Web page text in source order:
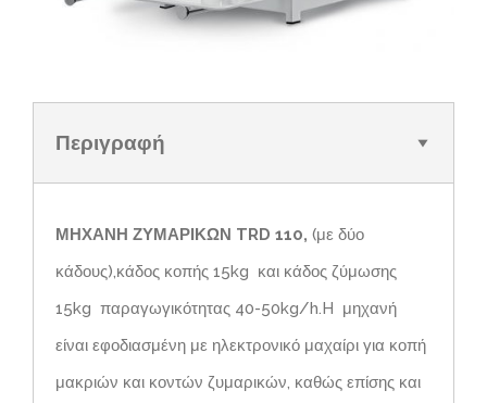
Περιγραφή
ΜΗΧΑΝΗ ΖΥΜΑΡΙΚΩΝ TRD 110, (με δύο
κάδους),κάδος κοπής 15kg και κάδος ζύμωσης
15kg παραγωγικότητας 40-50kg/h.H μηχανή
είναι εφοδιασμένη με ηλεκτρονικό μαχαίρι για κοπή
μακριών και κοντών ζυμαρικών, καθώς επίσης και